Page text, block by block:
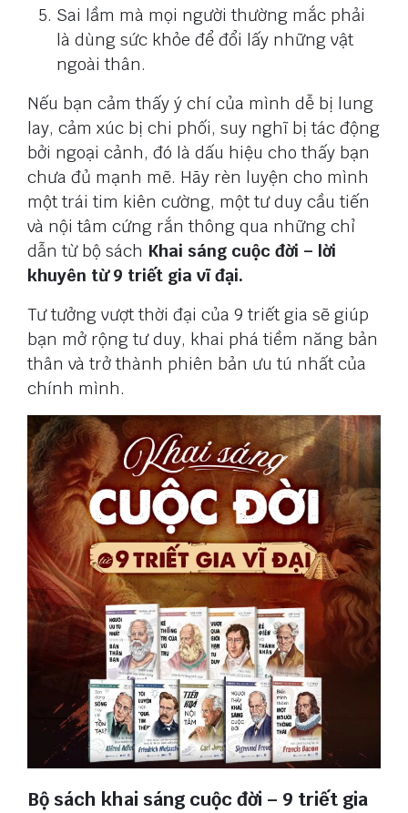
Sai lầm mà mọi người thường mắc phải
là dùng sức khỏe để đổi lấy những vật
ngoài thân.
Nếu bạn cảm thấy ý chí của mình dễ bị lung
lay, cảm xúc bị chi phối, suy nghĩ bị tác động
bởi ngoại cảnh, đó là dấu hiệu cho thấy bạn
chưa đủ mạnh mẽ. Hãy rèn luyện cho mình
một trái tim kiên cường, một tư duy cầu tiến
và nội tâm cứng rắn thông qua những chỉ
dẫn từ bộ sách Khai sáng cuộc đời – lời
khuyên từ 9 triết gia vĩ đại.
Tư tưởng vượt thời đại của 9 triết gia sẽ giúp
bạn mở rộng tư duy, khai phá tiềm năng bản
thân và trở thành phiên bản ưu tú nhất của
chính mình.
Bộ sách khai sáng cuộc đời – 9 triết gia